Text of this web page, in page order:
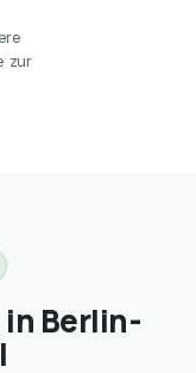
zur
Berlin-